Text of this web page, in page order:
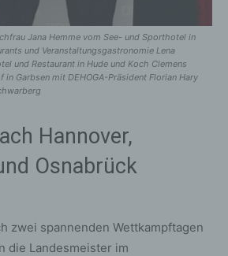
Jana Hemme vom See- und Sporthotel in
und Veranstaltungsgastronomie Lena
und Restaurant in Hude und Koch Clemens
Garbsen mit DEHOGA-Präsident Florian Hary
Hannover,
Osnabrück
zwei spannenden Wettkampftagen
die Landesmeister im